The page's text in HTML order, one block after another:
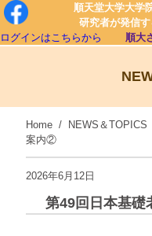
順天堂大学大学
研究者が発信
ログインはこちらから
順大
Home/ NEWS＆TOPICS
案内②
2026年6月12日
第49回日本基